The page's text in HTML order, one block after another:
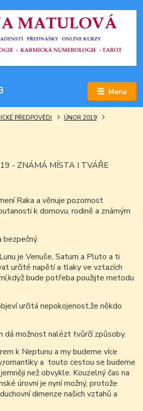
Menu
PŘEDPOVĚDI
ÚNOR 2019
- ZNÁMÁ MÍSTA I TVÁŘE
Raka a věnuje pozornost
k domovu, rodině a známým
bezpečný.
je Venuše, Saturn a Pluto a ti
určité napětí a tlaky ve vztazích
bude potřeba použijte metodu
určitá nepokojenost,že někdo
dá možnost nalézt tvůrčí způsoby.
k Neptunu a my budeme více
a touto cestou se budeme
než obvykle. Kouzelný čas na
úrovni je nyní možný, protože
dimenze našich vztahů a